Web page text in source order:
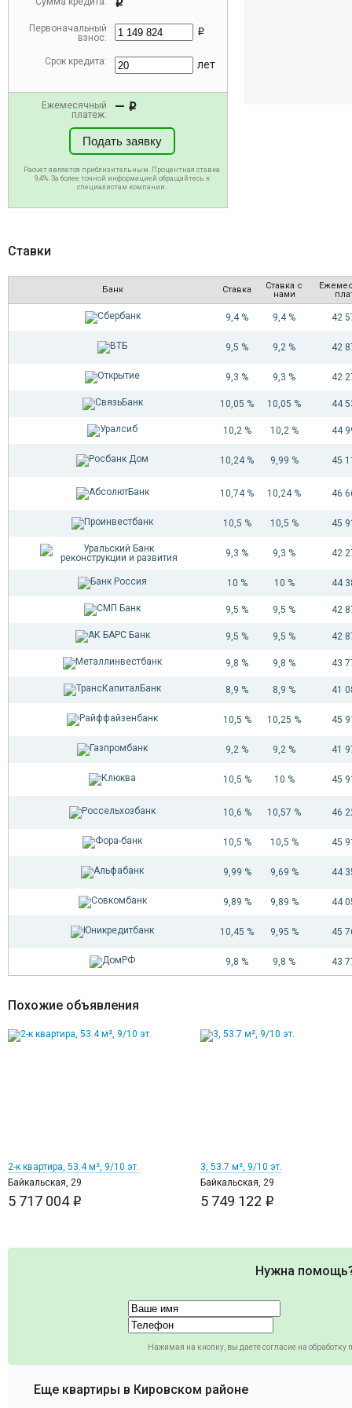
i
Первоначальный
взнос:
i
Срок кредита: лет
Ежемесячный
платеж:
— i
Подать заявку
Расчет является приблизительным. Процентная ставка
9,4%. За более точной информацией обращайтесь к
специалистам компании.
Ставки
Банк Ставка
Ставка с
нами
9,4 % 9,4 % 42
9,5 % 9,2 % 42
9,3 % 9,3 % 42
10,05 % 10,05 % 44
10,2 % 10,2 % 44
10,24 % 9,99 % 45
10,74 % 10,24 % 46
10,5 % 10,5 % 45
9,3 % 9,3 % 42
10 % 10 % 44
9,5 % 9,5 % 42
9,5 % 9,5 % 42
9,8 % 9,8 % 43
8,9 % 8,9 % 41
10,5 % 10,25 % 45
9,2 % 9,2 % 41
10,5 % 10 % 45
10,6 % 10,57 % 46
10,5 % 10,5 % 45
9,99 % 9,69 % 44
9,89 % 9,89 % 44
10,45 % 9,95 % 45
9,8 % 9,8 % 43
Похожие объявления
2-к квартира, 53.4 м², 9/10 эт.
Байкальская, 29
5 717 004 i
3, 53.7 м², 9/10 эт.
Байкальская, 29
5 749 122 i
Нужна
Нажимая на кнопку, вы даете согласие на
Еще квартиры в Кировском районе